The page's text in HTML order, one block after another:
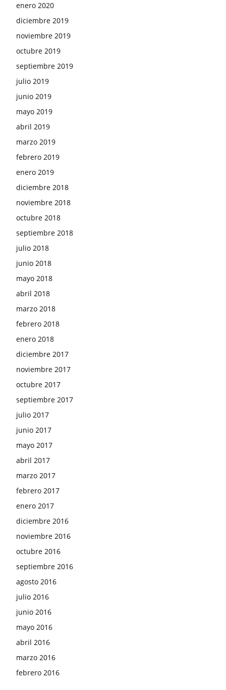
enero 2020
diciembre 2019
noviembre 2019
octubre 2019
septiembre 2019
julio 2019
junio 2019
mayo 2019
abril 2019
marzo 2019
febrero 2019
enero 2019
diciembre 2018
noviembre 2018
octubre 2018
septiembre 2018
julio 2018
junio 2018
mayo 2018
abril 2018
marzo 2018
febrero 2018
enero 2018
diciembre 2017
noviembre 2017
octubre 2017
septiembre 2017
julio 2017
junio 2017
mayo 2017
abril 2017
marzo 2017
febrero 2017
enero 2017
diciembre 2016
noviembre 2016
octubre 2016
septiembre 2016
agosto 2016
julio 2016
junio 2016
mayo 2016
abril 2016
marzo 2016
febrero 2016